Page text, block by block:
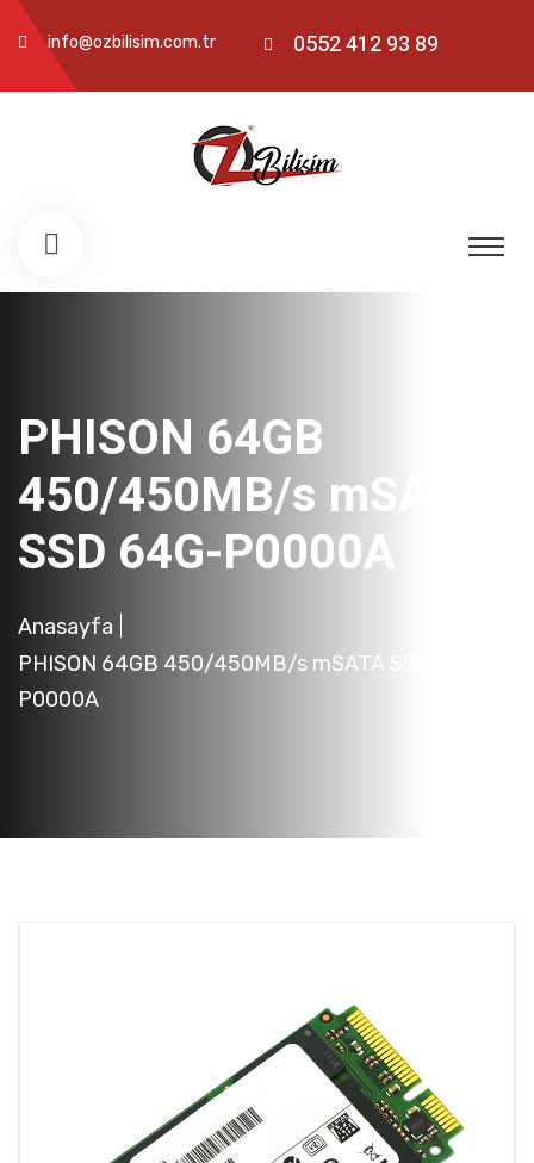
info@ozbilisim.com.tr 0552 412 93 89
PHISON 64GB
450/450MB/s mSATA
SSD 64G-P0000A
Anasayfa
PHISON 64GB 450/450MB/s mSATA SSD 64G-
P0000A